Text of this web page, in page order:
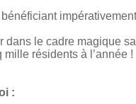
dans le cadre magique
mille résidents à l’année !
: